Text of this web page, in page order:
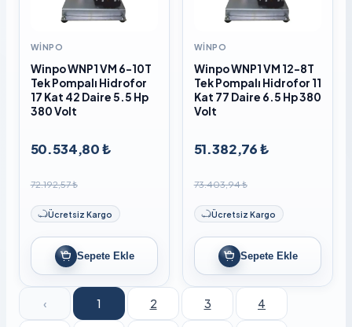
WINPO
Winpo WNP1 VM 6-10T
Tek Pompalı Hidrofor
17 Kat 42 Daire 5.5 Hp
380 Volt
50.534,80 ₺
72.192,57 ₺
Ücretsiz Kargo
Sepete Ekle
WINPO
Winpo WNP1 VM 12-8T
Tek Pompalı Hidrofor 11
Kat 77 Daire 6.5 Hp 380
Volt
51.382,76 ₺
73.403,94 ₺
Ücretsiz Kargo
Sepete Ekle
‹ 1 2 3 4